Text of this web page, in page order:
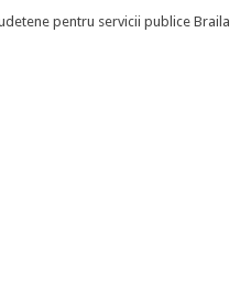
pentru servicii publice Braila